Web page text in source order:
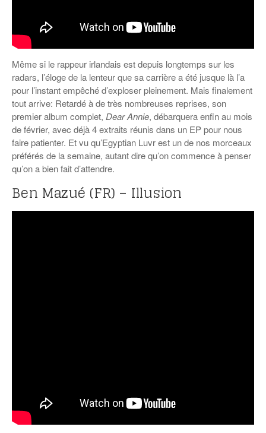
Même si le rappeur irlandais est depuis longtemps sur les
radars, l’éloge de la lenteur que sa carrière a été jusque là l’a
pour l’instant empêché d’exploser pleinement. Mais finalement
tout arrive: Retardé à de très nombreuses reprises, son
premier album complet, Dear Annie, débarquera enfin au mois
de février, avec déjà 4 extraits réunis dans un EP pour nous
faire patienter. Et vu qu’Egyptian Luvr est un de nos morceaux
préférés de la semaine, autant dire qu’on commence à penser
qu’on a bien fait d’attendre.
Ben Mazué (FR) – Illusion